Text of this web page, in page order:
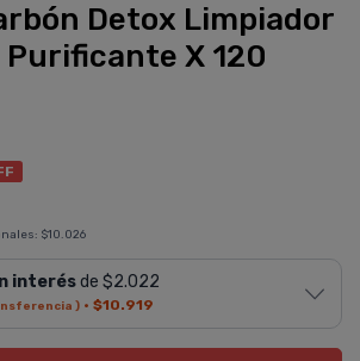
Detox Limpiador
X 120
$10.026
interésde $2.022
) · $10.919